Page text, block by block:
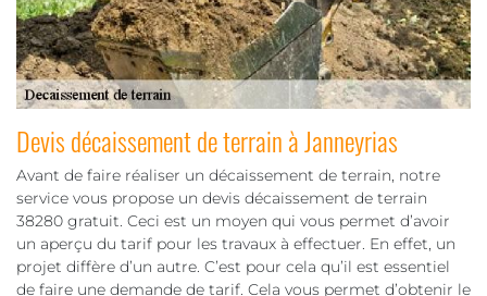
Devis décaissement de terrain à Janneyrias
Avant de faire réaliser un décaissement de terrain, notre
service vous propose un devis décaissement de terrain
38280 gratuit. Ceci est un moyen qui vous permet d’avoir
un aperçu du tarif pour les travaux à effectuer. En effet, un
projet diffère d’un autre. C’est pour cela qu’il est essentiel
de faire une demande de tarif. Cela vous permet d’obtenir le